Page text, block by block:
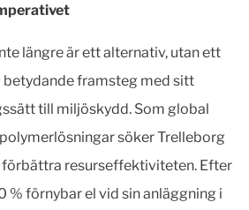
längre är ett alternativ, utan ett
betydande framsteg med sitt
till miljöskydd. Som global
söker Trelleborg
resurseffektiviteten. Efter
% förnybar el vid sin anläggning i